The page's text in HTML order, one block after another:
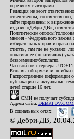
переписку с авторами.
Редакция не несет
ответственны,
сайте приравнены к
издание «Дебри-ДВ»,
Политические опросы/
мнения» Федерального
избирательных прав и права
считать, там где не указано:
оплатившее (оплативших)
безвозмездно/бесплатно.
Часовой пояс сервера
Если вы обнаружили ошибки
Распространение информации
публикации на актуальные
детей старше 16 лет.
СМИ не получает
Адреса сайта: DEBRI-DV.COM
В социальных сетях:
© Дебри-ДВ,